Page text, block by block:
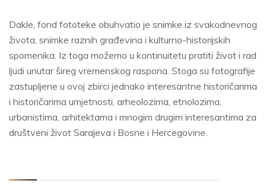
Dakle, fond fototeke obuhvatio je snimke iz svakodnevnog
života, snimke raznih građevina i kulturno-historijskih
spomenika. Iz toga možemo u kontinuitetu pratiti život i rad
ljudi unutar šireg vremenskog raspona. Stoga su fotografije
zastupljene u ovoj zbirci jednako interesantne historičarima
i historičarima umjetnosti, arheolozima, etnolozima,
urbanistima, arhitektama i mnogim drugim interesantima za
društveni život Sarajeva i Bosne i Hercegovine.